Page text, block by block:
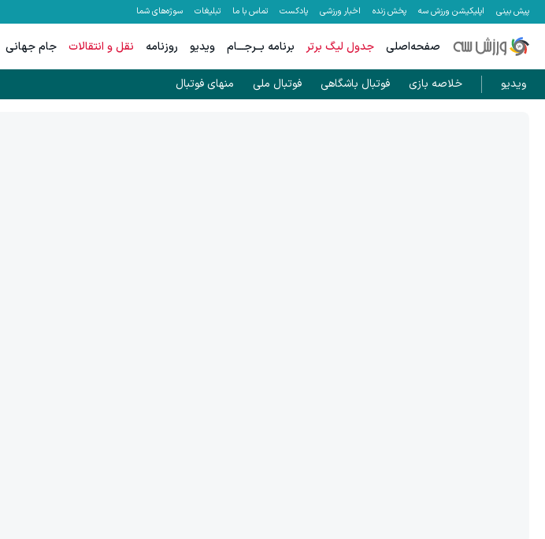
پیش بینی اپلیکیشن ورزش سه پخش زنده اخبار ورزشی پادکست تماس با ما تبلیغات سوژه‌های شما
صفحه‌اصلی جدول لیگ برتر برنامه بــرجـــام ویدیو روزنامه نقل و انتقالات جام جهانی
ویدیو خلاصه بازی فوتبال باشگاهی فوتبال ملی منهای فوتبال